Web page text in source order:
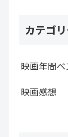
カテゴ
映画年間
映画感想